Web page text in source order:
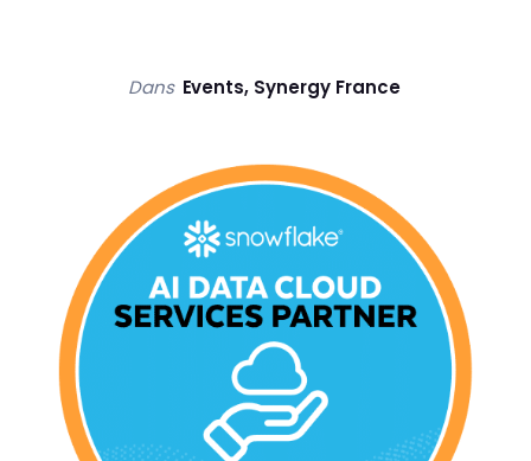
Dans Events, Synergy France